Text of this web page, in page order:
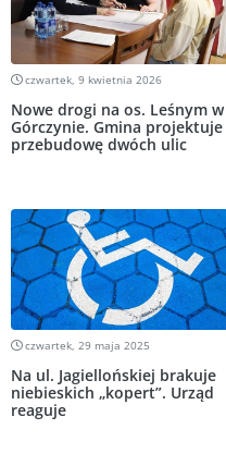
czwartek, 9 kwietnia 2026
Nowe drogi na os. Leśnym w
Górczynie. Gmina projektuje
przebudowę dwóch ulic
czwartek, 29 maja 2025
Na ul. Jagiellońskiej brakuje
niebieskich „kopert”. Urząd
reaguje